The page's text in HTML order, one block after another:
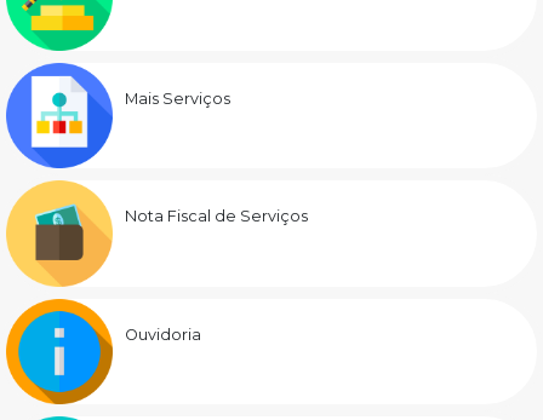
Mais Serviços
Nota Fiscal de Serviços
Ouvidoria